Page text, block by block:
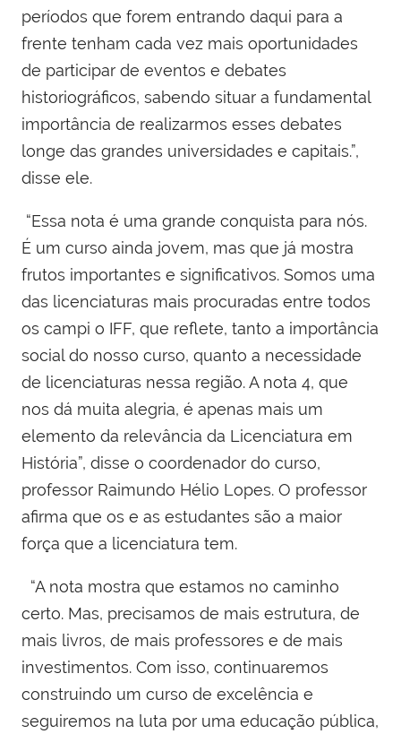
períodos que forem entrando daqui para a
frente tenham cada vez mais oportunidades
de participar de eventos e debates
historiográficos, sabendo situar a fundamental
importância de realizarmos esses debates
longe das grandes universidades e capitais.”,
disse ele.
“Essa nota é uma grande conquista para nós.
É um curso ainda jovem, mas que já mostra
frutos importantes e significativos. Somos uma
das licenciaturas mais procuradas entre todos
os campi o IFF, que reflete, tanto a importância
social do nosso curso, quanto a necessidade
de licenciaturas nessa região. A nota 4, que
nos dá muita alegria, é apenas mais um
elemento da relevância da Licenciatura em
História”, disse o coordenador do curso,
professor Raimundo Hélio Lopes. O professor
afirma que os e as estudantes são a maior
força que a licenciatura tem.
“A nota mostra que estamos no caminho
certo. Mas, precisamos de mais estrutura, de
mais livros, de mais professores e de mais
investimentos. Com isso, continuaremos
construindo um curso de excelência e
seguiremos na luta por uma educação pública,